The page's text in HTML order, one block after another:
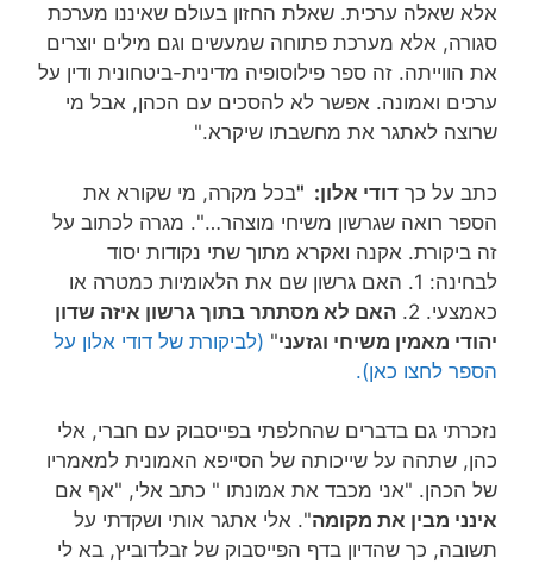
אלא שאלה ערכית. שאלת החזון בעולם שאיננו מערכת
סגורה, אלא מערכת פתוחה שמעשים וגם מילים יוצרים
את הווייתה. זה ספר‬ פילוסופיה מדינית-ביטחונית ודין על
ערכים ואמונה. אפשר לא להסכים עם הכהן, אבל מי
שרוצה לאתגר את מחשבתו שיקרא."
כתב על כך דודי אלון: "בכל מקרה, מי שקורא את
הספר רואה שגרשון משיחי מוצהר…". מגרה לכתוב על
זה ביקורת. אקנה ואקרא מתוך שתי נקודות יסוד
לבחינה: 1. האם גרשון שם את הלאומיות כמטרה או
כאמצעי. 2.
האם לא מסתתר בתוך גרשון איזה שדון
יהודי מאמין משיחי וגזעני" (לביקורת של דודי אלון על
הספר לחצו כאן).
נזכרתי גם בדברים שהחלפתי בפייסבוק עם חברי, אלי
כהן, שתהה על שייכותה של הסייפא האמונית למאמריו
של הכהן. "אני מכבד את אמונתו " כתב אלי, "אף אם
אינני מבין את מקומה". אלי אתגר אותי ושקדתי על
תשובה, כך שהדיון בדף הפייסבוק של זבלדוביץ, בא לי